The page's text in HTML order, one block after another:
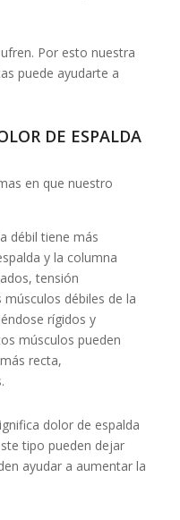
Por esto nuestra
puede ayudarte a
DE ESPALDA
en que nuestro
débil tiene más
y la columna
tensión
débiles de la
rígidos y
músculos pueden
recta,
dolor de espalda
tipo pueden dejar
ayudar a aumentar la